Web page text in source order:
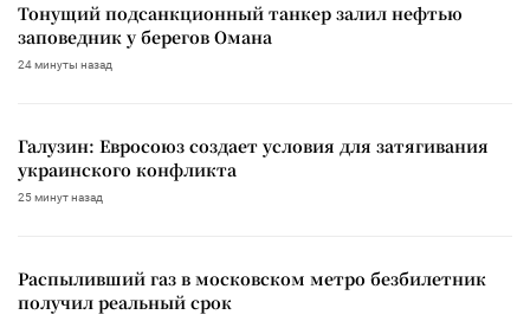
Тонущий подсанкционный танкер залил нефтью
заповедник у берегов Омана
24 минуты назад
Галузин: Евросоюз создает условия для затягивания
украинского конфликта
25 минут назад
Распыливший газ в московском метро безбилетник
получил реальный срок